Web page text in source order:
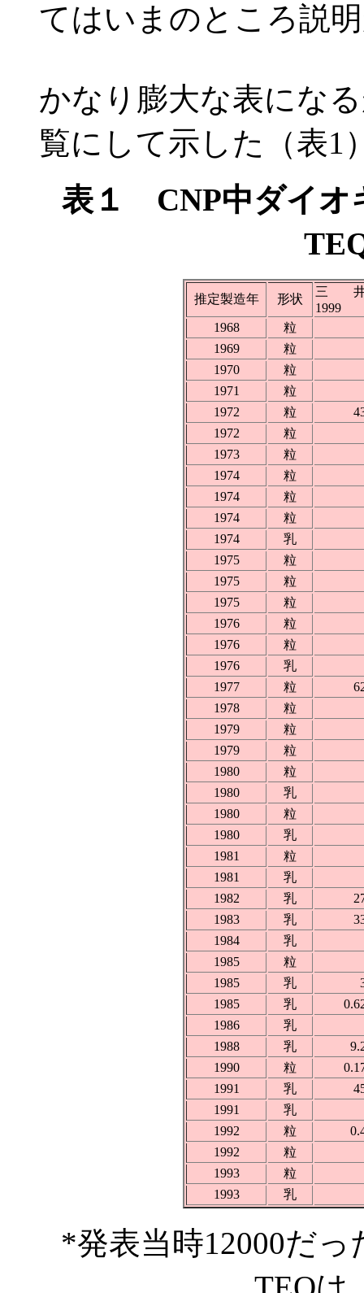
てはいまのところ説
かなり膨大な表にな
覧にして示した（表1
表１ CNP中ダイオ
推定製造年 形状
三
1999
1968
粒
1969
粒
1970
粒
1971
粒
1972
粒
1972
粒
1973
粒
1974
粒
1974
粒
1974
粒
1974
乳
1975
粒
1975
粒
1975
粒
1976
粒
1976
粒
1976
乳
1977
粒
1978
粒
1979
粒
1979
粒
1980
粒
1980
乳
1980
粒
1980
乳
1981
粒
1981
乳
1982
乳
1983
乳
1984
乳
1985
粒
1985
乳
1985
乳
1986
乳
1988
乳
1990
粒
1991
乳
1991
乳
1992
粒
1992
粒
1993
粒
1993
乳
*発表当時12000だ